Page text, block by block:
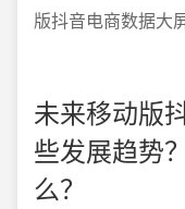
版抖音电商数据大
未来移动版
些发展趋势
么？